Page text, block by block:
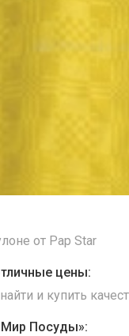
от Pap Star
цены:
и купить
Посуды»: